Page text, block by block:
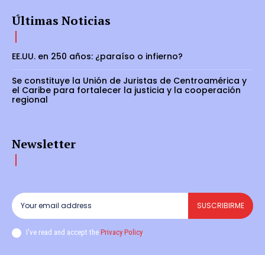
Últimas Noticias
EE.UU. en 250 años: ¿paraíso o infierno?
Se constituye la Unión de Juristas de Centroamérica y
el Caribe para fortalecer la justicia y la cooperación
regional
Newsletter
SUSCRIBIRME
I've read and accept the Privacy Policy.